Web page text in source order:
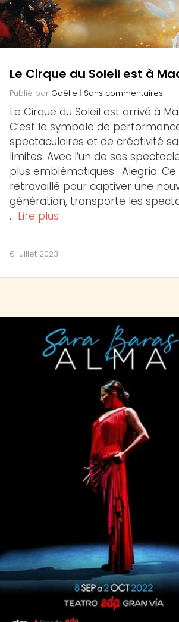
Le Cirque du Soleil est à
Publié par Gaëlle | Sans commentaires
Le Cirque du Soleil est arrivé à
C’est le symbole de
spectaculaires et de créativité
limites. Avec l’un de ses
plus emblématiques : Alegría. Ce
retravaillé pour captiver une
génération, transporte les
… Lire plus
6 juillet 2023